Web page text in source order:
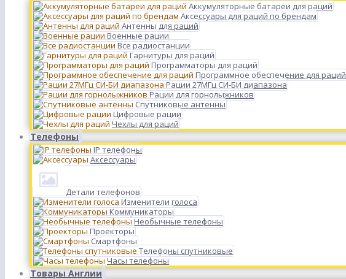
Аккумуляторные батареи для раций
Аксессуары для раций по брендам
Антенны для раций
Военные рации
Все радиостанции
Гарнитуры для раций
Программаторы для раций
Программное обеспечение для раций
Рации 27МГц СИ-БИ диапазона
Рации для горнолыжников
Спутниковые антенны
Цифровые рации
Чехлы для раций
Телефоны
IP телефоны
Аксессуары
Детали телефонов
Изменители голоса
Коммуникаторы
Необычные телефоны
Проекторы
Смартфоны
Телефоны спутниковые
Часы телефоны
Товары Англии